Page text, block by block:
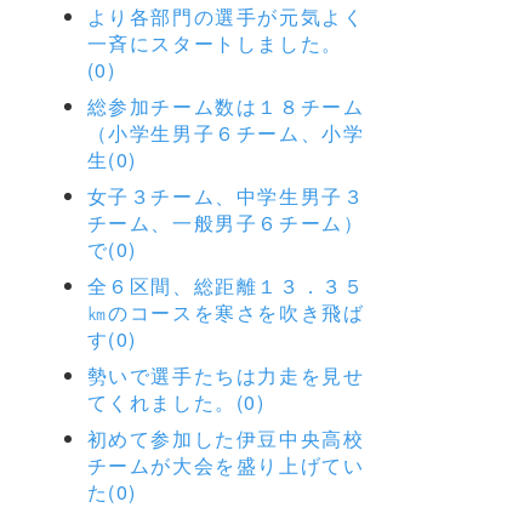
より各部門の選手が元気よく
一斉にスタートしました。
(0)
総参加チーム数は１８チーム
（小学生男子６チーム、小学
生(0)
女子３チーム、中学生男子３
チーム、一般男子６チーム）
で(0)
全６区間、総距離１３．３５
㎞のコースを寒さを吹き飛ば
す(0)
勢いで選手たちは力走を見せ
てくれました。(0)
初めて参加した伊豆中央高校
チームが大会を盛り上げてい
た(0)